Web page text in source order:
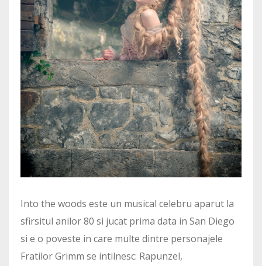
Into the woods este un musical celebru aparut la
sfirsitul anilor 80 si jucat prima data in San Diego
si e o poveste in care multe dintre personajele
Fratilor Grimm se intilnesc: Rapunzel,